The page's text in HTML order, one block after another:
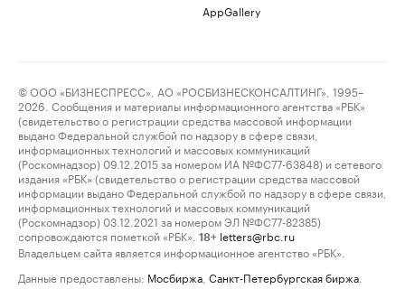
AppGallery
© ООО «БИЗНЕСПРЕСС», АО «РОСБИЗНЕСКОНСАЛТИНГ», 1995–
2026. Сообщения и материалы информационного агентства «РБК»
(свидетельство о регистрации средства массовой информации
выдано Федеральной службой по надзору в сфере связи,
информационных технологий и массовых коммуникаций
(Роскомнадзор) 09.12.2015 за номером ИА №ФС77-63848) и сетевого
издания «РБК» (свидетельство о регистрации средства массовой
информации выдано Федеральной службой по надзору в сфере связи,
информационных технологий и массовых коммуникаций
(Роскомнадзор) 03.12.2021 за номером ЭЛ №ФС77-82385)
сопровождаются пометкой «РБК».
18+ letters@rbc.ru
Владельцем сайта является информационное агентство «РБК».
Данные предоставлены: Мосбиржа Санкт-Петербургская биржа